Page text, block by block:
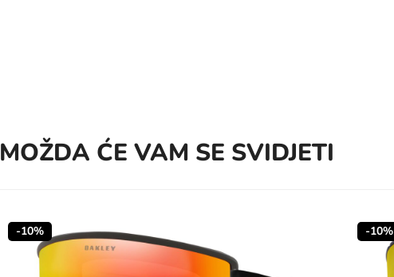
MOŽDA ĆE VAM SE SVIDJETI
-10% -10%